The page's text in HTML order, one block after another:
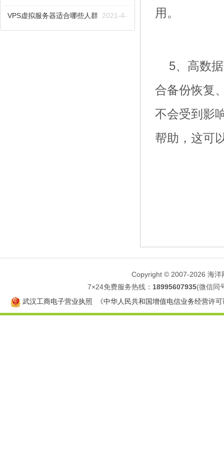
2021-4-23
VPS虚拟服务器适合哪些人群 2021-4-
用。
5、高数
合备份恢复
不会受到影
帮助，这可
Copyright © 2007-2026 海洋
7×24免费服务热线： 18995607935(微信
武汉工商电子营业执照
《中华人民共和国增值电信业务经营许